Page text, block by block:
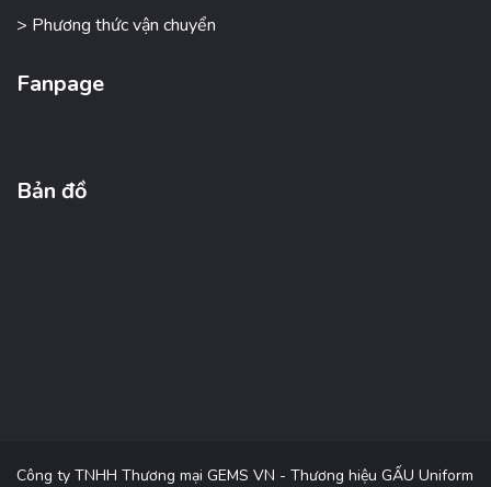
> Phương thức vận chuyển
Fanpage
Bản đồ
Công ty TNHH Thương mại GEMS VN - Thương hiệu GẤU Uniform